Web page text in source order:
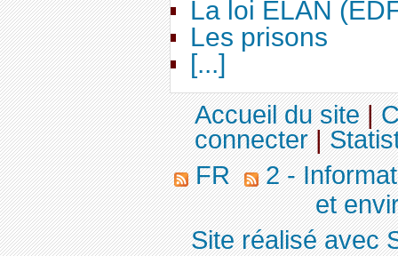
La loi ELAN
Les prisons
[...]
Accueil du site|
connecter|
FR
2 -
et
Site réalisé avec